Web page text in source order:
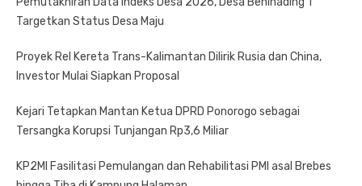
Targetkan Status Desa Maju
Proyek Rel Kereta Trans-Kalimantan Dilirik Rusia dan China,
Investor Mulai Siapkan Proposal
Kejari Tetapkan Mantan Ketua DPRD Ponorogo sebagai
Tersangka Korupsi Tunjangan Rp3,6 Miliar
KP2MI Fasilitasi Pemulangan dan Rehabilitasi PMI asal Brebes